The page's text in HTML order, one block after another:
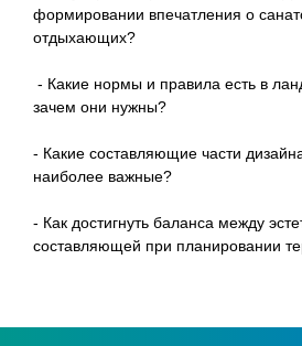
формировании впечатления о
отдыхающих?
- Какие нормы и правила есть в
зачем они нужны?
- Какие составляющие части
наиболее важные?
- Как достигнуть баланса между
составляющей при планировании